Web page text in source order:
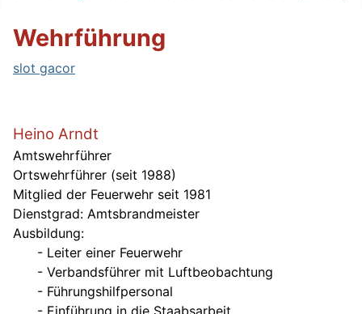
Wehrführung
slot gacor
Heino Arndt
Amtswehrführer
Ortswehrführer (seit 1988)
Mitglied der Feuerwehr seit 1981
Dienstgrad: Amtsbrandmeister
Ausbildung:
- Leiter einer Feuerwehr
- Verbandsführer mit Luftbeobachtung
- Führungshilfpersonal
- Einführung in die Staabsarbeit